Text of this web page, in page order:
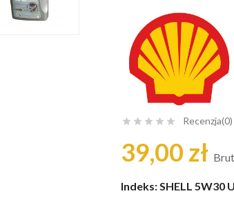
     Recenzja(0)
39,00 zł
Indeks:SHELL 5W30